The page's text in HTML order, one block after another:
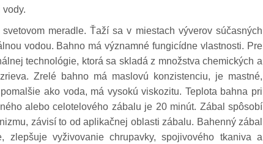
meradle. Ťaží sa v miestach výverov súčasných
vodou. Bahno má významné fungicídne vlastnosti. Pre
technológie, ktorá sa skladá z množstva chemických a
Zrelé bahno má maslovú konzistenciu, je mastné,
ako voda, má vysokú viskozitu. Teplota bahna pri
alebo celotelového zábalu je 20 minút. Zábal spôsobí
závisí to od aplikačnej oblasti zábalu. Bahenný zábal
zlepšuje vyživovanie chrupavky, spojivového tkaniva a